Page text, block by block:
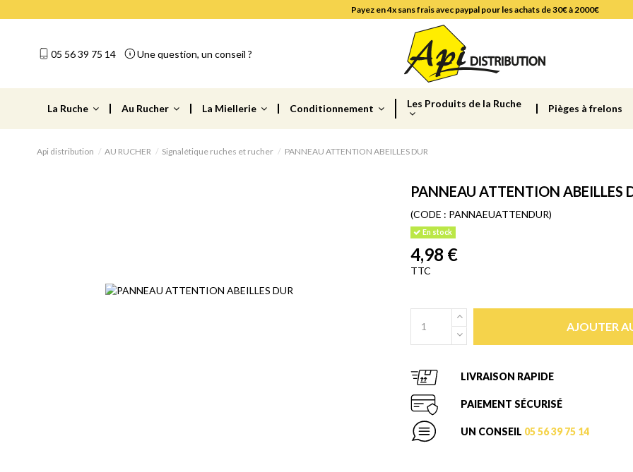
Payez en 4x sans frais avec paypal pour les achats de 30€ à 2000€
05 56 39 75 14 Une question, un conseil ?
La Ruche Au Rucher La Miellerie Conditionnement Les Produits de la Ruche Pièges à frelons
Api distribution AU RUCHER Signalétique ruches et rucher PANNEAU ATTENTION ABEILLES DUR
PANNEAU ATTENTION ABEILLES
(CODE : PANNAEUATTENDUR)
En stock
4,98 €
TTC
AJOUTER
LIVRAISON RAPIDE
PAIEMENT SÉCURISÉ
UN CONSEIL 05 56 39 75 14